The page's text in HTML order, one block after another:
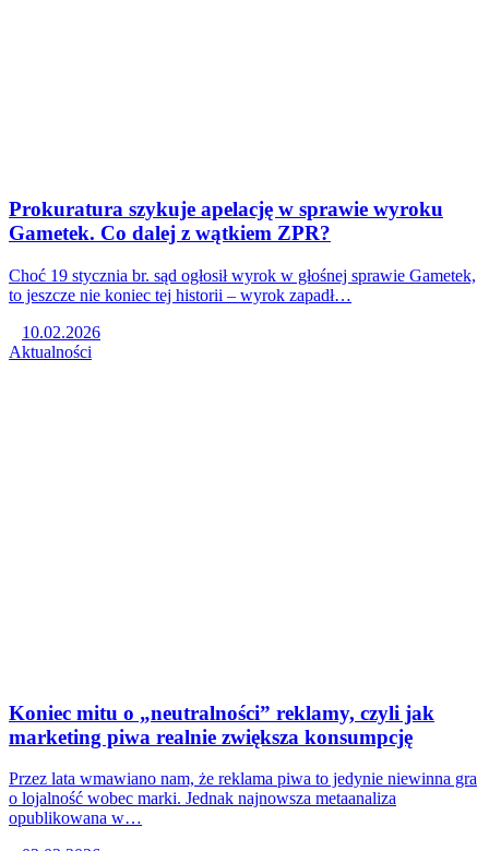
Prokuratura szykuje apelację w sprawie wyroku
Gametek. Co dalej z wątkiem ZPR?
Choć 19 stycznia br. sąd ogłosił wyrok w głośnej sprawie Gametek,
to jeszcze nie koniec tej historii – wyrok zapadł…
10.02.2026
Aktualności
Koniec mitu o „neutralności” reklamy, czyli jak
marketing piwa realnie zwiększa konsumpcję
Przez lata wmawiano nam, że reklama piwa to jedynie niewinna gra
o lojalność wobec marki. Jednak najnowsza metaanaliza
opublikowana w…